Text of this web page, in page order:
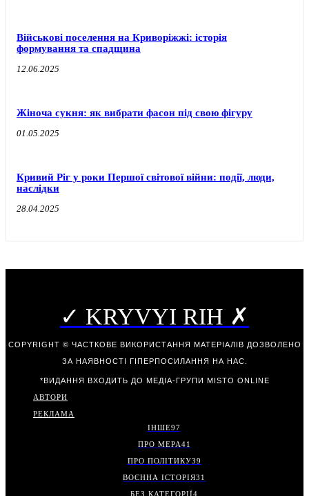
Військові поселення на Криворіжжі: історія
формування та спадщина
12.06.2025
Жіноча сукня: як вибрати фасон під свою фігуру
01.05.2025
Кривий Ріг у роки Першої світової війни: події, люди,
наслідки
28.04.2025
✓ KRYVYI RIH ✗
COPYRIGHT © ЧАСТКОВЕ ВИКОРИСТАННЯ МАТЕРІАЛІВ ДОЗВОЛЕНО
ЗА НАЯВНОСТІ ГІПЕРПОСИЛАННЯ НА НАС.
*ВИДАННЯ ВХОДИТЬ ДО МЕДІА-ГРУПИ MISTO ONLINE
АВТОРИ
РЕКЛАМА
ІНШЕ97
ПРО МЕРА41
ПРО ПОЛІТИКУ39
ВОЄННА ІСТОРІЯ31
БЕЗ КАТЕГОРІЇ4